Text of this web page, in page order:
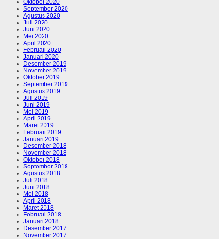
Oktober 2020
September 2020
Agustus 2020
Juli 2020
Juni 2020
Mei 2020
April 2020
Februari 2020
Januari 2020
Desember 2019
November 2019
Oktober 2019
September 2019
Agustus 2019
Juli 2019
Juni 2019
Mei 2019
April 2019
Maret 2019
Februari 2019
Januari 2019
Desember 2018
November 2018
Oktober 2018
September 2018
Agustus 2018
Juli 2018
Juni 2018
Mei 2018
April 2018
Maret 2018
Februari 2018
Januari 2018
Desember 2017
November 2017